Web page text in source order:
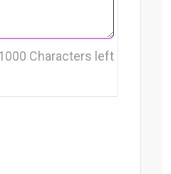
Characters left